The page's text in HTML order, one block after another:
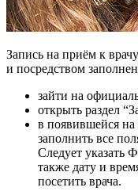
Запись на приём к
и посредством
зайти на
открыть раздел
в появившейся на
заполнить все
Следует
также дату и
посетить врача.